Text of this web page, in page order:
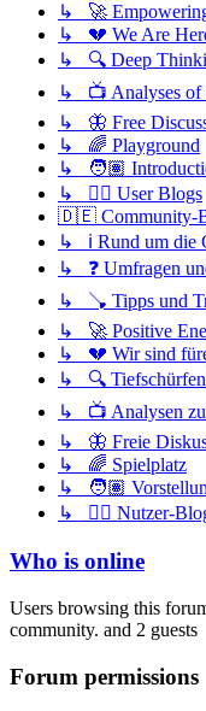
↳ 🚀
↳ 💔 We Are
↳ 🔍 Deep
↳ 📺 Analyses of
↳ 🦋 Free
↳ 🌈 Playground
↳ 🧑🏽
↳ ✍🏽 User Blogs
🇩🇪 Community-
↳ ℹ️ Rund um die
↳ ❓ Umfragen
↳ 🪠 Tipps und
↳ 🚀 Positive
↳ 💔 Wir sind
↳ 🔍
↳ 📺 Analysen
↳ 🦋 Freie
↳ 🌈 Spielplatz
↳ 🧑🏽
↳ ✍🏽 Nutzer-
Who is online
Users browsing this
community. and 2 guests
Forum permissions